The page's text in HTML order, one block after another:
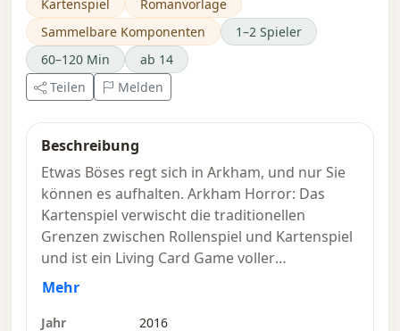
Kartenspiel
Romanvorlage
Sammelbare Komponenten
1–2 Spieler
60–120 Min
ab 14
Teilen
Melden
Beschreibung
Etwas Böses regt sich in Arkham, und nur Sie
können es aufhalten. Arkham Horror: Das
Kartenspiel verwischt die traditionellen
Grenzen zwischen Rollenspiel und Kartenspiel
und ist ein Living Card Game voller
Lovecraftscher Mysterien, Monster und
oder mit einem Freund (oder bis zu drei
Mehr
Jahr
2016